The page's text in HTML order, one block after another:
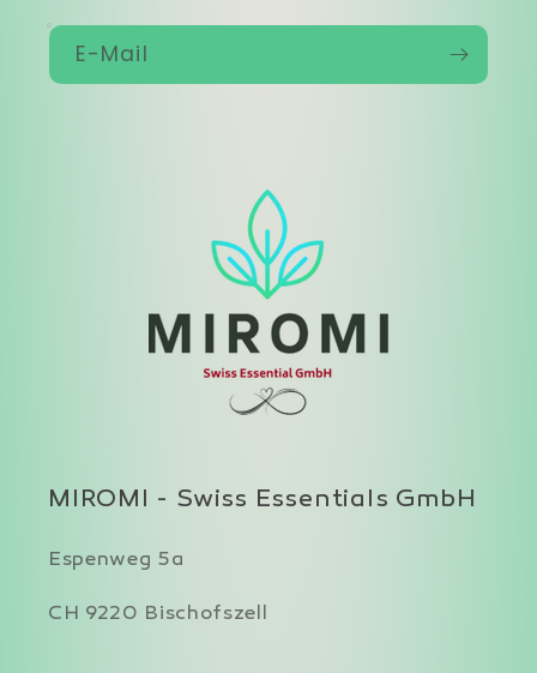
E-Mail
MIROMI - Swiss Essentials GmbH
Espenweg 5a
CH 9220 Bischofszell